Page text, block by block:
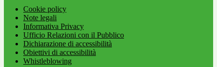
Cookie policy
Note legali
Informativa Privacy
Ufficio Relazioni con il Pubblico
Dichiarazione di accessibilità
Obiettivi di accessibilità
Whistleblowing